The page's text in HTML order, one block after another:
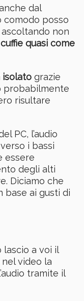
dal
comodo posso
non
quasi come
isolato grazie
probabilmente
risultare
PC, l’audio
i bassi
essere
degli alti
Diciamo che
base ai gusti di
lascio a voi il
video la
tramite il